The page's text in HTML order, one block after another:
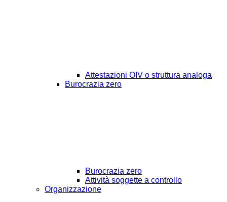
Attestazioni OIV o struttura analoga
Burocrazia zero
Burocrazia zero
Attività soggette a controllo
Organizzazione